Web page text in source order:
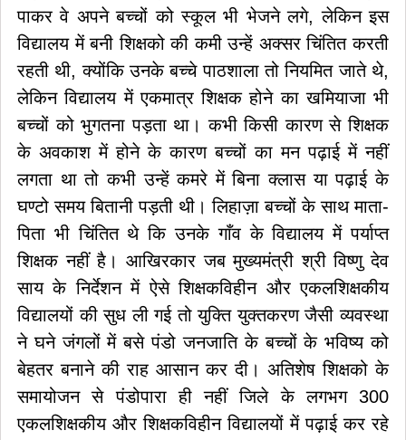
पाकर वे अपने बच्चों को स्कूल भी भेजने लगे, लेकिन इस
विद्यालय में बनी शिक्षको की कमी उन्हें अक्सर चिंतित करती
रहती थी, क्योंकि उनके बच्चे पाठशाला तो नियमित जाते थे,
लेकिन विद्यालय में एकमात्र शिक्षक होने का खमियाजा भी
बच्चों को भुगतना पड़ता था। कभी किसी कारण से शिक्षक
के अवकाश में होने के कारण बच्चों का मन पढ़ाई में नहीं
लगता था तो कभी उन्हें कमरे में बिना क्लास या पढ़ाई के
घण्टो समय बितानी पड़ती थी। लिहाज़ा बच्चों के साथ माता-
पिता भी चिंतित थे कि उनके गाँव के विद्यालय में पर्याप्त
शिक्षक नहीं है। आखिरकार जब मुख्यमंत्री श्री विष्णु देव
साय के निर्देशन में ऐसे शिक्षकविहीन और एकलशिक्षकीय
विद्यालयों की सुध ली गई तो युक्ति युक्तकरण जैसी व्यवस्था
ने घने जंगलों में बसे पंडो जनजाति के बच्चों के भविष्य को
बेहतर बनाने की राह आसान कर दी। अतिशेष शिक्षको के
समायोजन से पंडोपारा ही नहीं जिले के लगभग 300
एकलशिक्षकीय और शिक्षकविहीन विद्यालयों में पढ़ाई कर रहे